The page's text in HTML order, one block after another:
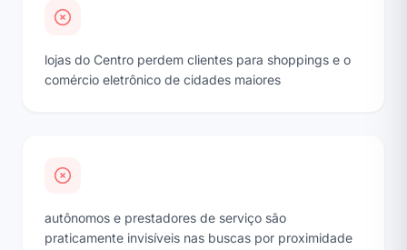
lojas do Centro perdem clientes para shoppings e o
comércio eletrônico de cidades maiores
autônomos e prestadores de serviço são
praticamente invisíveis nas buscas por proximidade